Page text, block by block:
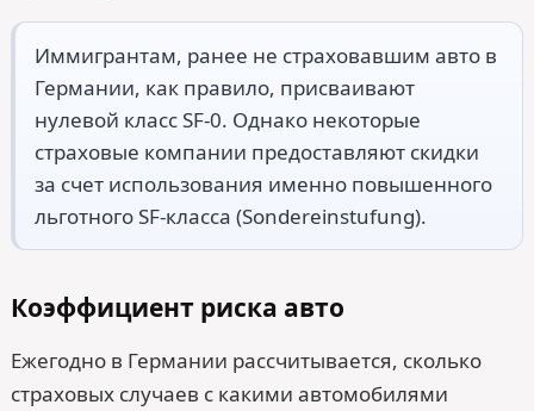
Иммигрантам, ранее не страховавшим авто в
Германии, как правило, присваивают
нулевой класс SF-0. Однако некоторые
страховые компании предоставляют скидки
за счет использования именно повышенного
льготного SF-класса (Sondereinstufung).
Коэффициент риска авто
Ежегодно в Германии рассчитывается, сколько
страховых случаев с какими автомобилями